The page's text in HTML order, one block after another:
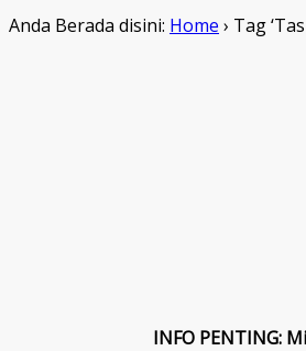
Anda Berada disini: Home › Tag
INFO PENTING: